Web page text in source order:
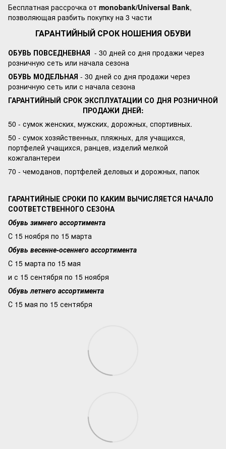
Бесплатная рассрочка от monobank/Universal Bank,
позволяющая разбить покупку на 3 части
ГАРАНТИЙНЫЙ СРОК НОШЕНИЯ ОБУВИ
ОБУВЬ ПОВСЕДНЕВНАЯ - 30 дней со дня продажи через
розничную сеть или начала сезона
ОБУВЬ МОДЕЛЬНАЯ - 30 дней со дня продажи через
розничную сеть или с начала сезона
ГАРАНТИЙНЫЙ СРОК ЭКСПЛУАТАЦИИ СО ДНЯ РОЗНИЧНОЙ
ПРОДАЖИ ДНЕЙ:
50 - сумок женских, мужских, дорожных, спортивных.
50 - сумок хозяйственных, пляжных, для учащихся,
портфелей учащихся, ранцев, изделий мелкой
кожгалантереи
70 - чемоданов, портфелей деловых и дорожных, папок
ГАРАНТИЙНЫЕ СРОКИ ПО КАКИМ ВЫЧИСЛЯЕТСЯ НАЧАЛО
СООТВЕТСТВЕННОГО СЕЗОНА
Обувь зимнего ассортимента
С 15 ноября по 15 марта
Обувь весенне-осеннего ассортимента
С 15 марта по 15 мая
и с 15 сентября по 15 ноября
Обувь летнего ассортимента
С 15 мая по 15 сентября